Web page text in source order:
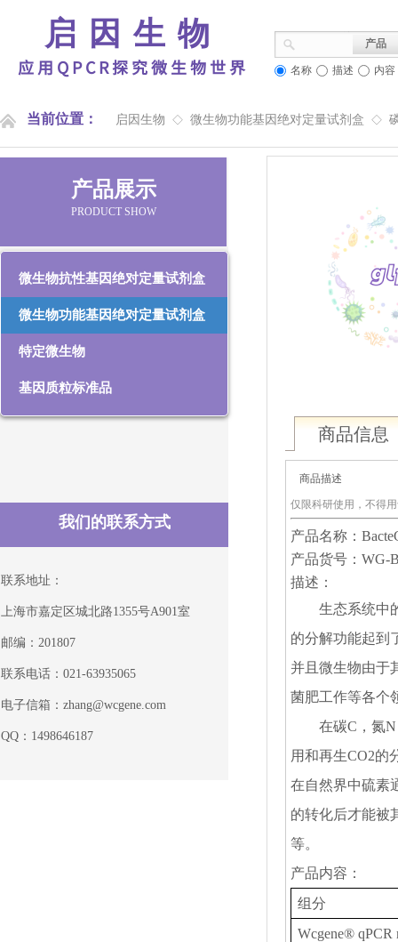
应用QPCR探究微生物世界
启因生物 产品
名称 描述 内容
当前位置： 启因生物 ◇ 微生物功能基因绝对定量试剂盒 ◇
商品信息
商品描述
仅限科研使用，不得
产品名称：
产品货号：WG-
描述：
生态系统中
的分解功能起到
并且微生物由于
菌肥工作等各个
在碳C，氮
用和再生CO2的
在自然界中硫素
的转化后才能被
等。
产品内容 ：
组分
Wcgene®
联系地址：
上海市嘉定区城北路1355号A901室
邮编：201807
联系电话：021-63935065
电子信箱：zhang@wcgene.com
QQ：1498646187
微生物抗性基因绝对定量试剂盒
微生物功能基因绝对定量试剂盒
特定微生物
基因质粒标准品
我们的联系方式
产品展示
PRODUCT SHOW